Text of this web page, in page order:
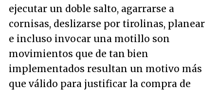
ejecutar un doble salto, agarrarse a
cornisas, deslizarse por tirolinas, planear
e incluso invocar una motillo son
movimientos que de tan bien
implementados resultan un motivo más
que válido para justificar la compra de